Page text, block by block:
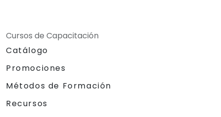
Cursos de Capacitación
Catálogo
Promociones
Métodos de Formación
Recursos